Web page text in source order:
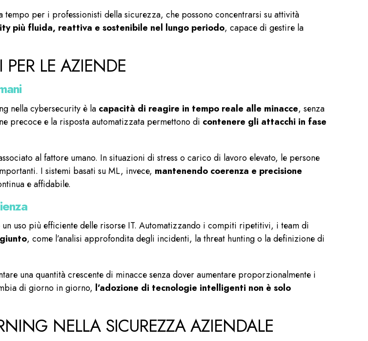
tempo per i professionisti della sicurezza, che possono concentrarsi su attività
più fluida, reattiva e sostenibile nel lungo periodo, capace di gestire la
PER LE AZIENDE
nella cybersecurity è la capacità di reagire in tempo reale alle minacce, senza
precoce e la risposta automatizzata permettono di contenere gli attacchi in fase
al fattore umano. In situazioni di stress o carico di lavoro elevato, le persone
I sistemi basati su ML, invece, mantenendo coerenza e precisione
e affidabile.
un uso più efficiente delle risorse IT. Automatizzando i compiti ripetitivi, i team di
, come l’analisi approfondita degli incidenti, la threat hunting o la definizione di
una quantità crescente di minacce senza dover aumentare proporzionalmente i
di giorno in giorno, l’adozione di tecnologie intelligenti non è solo
NELLA SICUREZZA AZIENDALE